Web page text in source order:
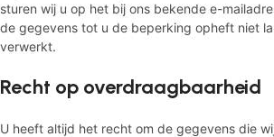
sturen wij u op het bij ons bekende e-
de gegevens tot u de beperking opheft niet
verwerkt.
Recht op overdraagbaarheid
U heeft altijd het recht om de gegevens die